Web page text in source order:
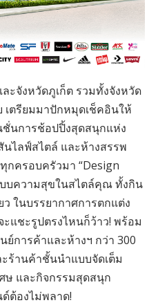
ะจังหวัดภูเก็ต รวมทั้งจังหวัด
เตรียมมาปักหมุดเช็คอินให้
ชั่นการช้อปปิ้งสุดสนุกแห่ง
ไลฟ์สไตล์ และห้างสรรพ
กครอบครัวมา “Design
บความสุขในสไตล์คุณ ทั้งกิน
ในบรรยากาศการตกแต่ง
ะแชะรูปตรงไหนก็ว้าว! พร้อม
การค้าและห้างฯ กว่า 300
ร้านค้าชั้นนำแบบจัดเต็ม
และกิจกรรมสุดสนุก
ต้องไม่พลาด!